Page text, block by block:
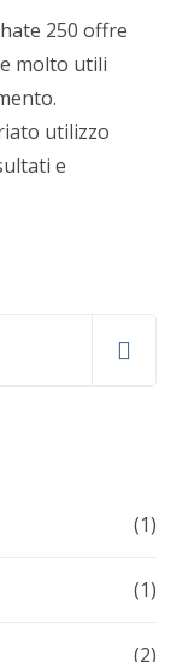
250 offre
molto utili
utilizzo
e
(1)
(1)
(2)